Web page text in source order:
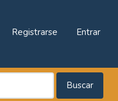
Registrarse Entrar
Buscar